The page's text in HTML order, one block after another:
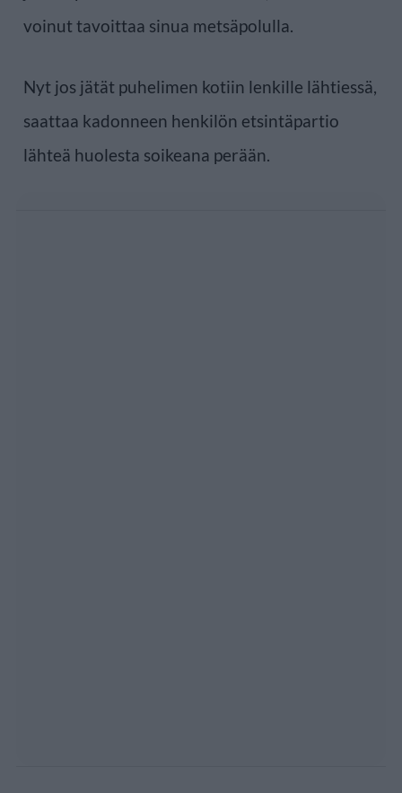
voinut tavoittaa sinua metsäpolulla.
Nyt jos jätät puhelimen kotiin lenkille lähtiessä,
saattaa kadonneen henkilön etsintäpartio
lähteä huolesta soikeana perään.